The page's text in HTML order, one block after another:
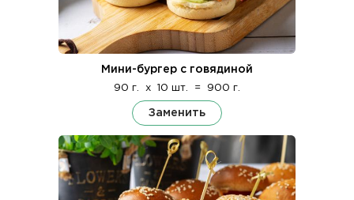
Мини-бургер с говядиной
90 г. x 10 шт. = 900 г.
Заменить